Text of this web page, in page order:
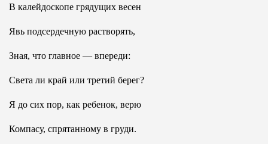
В калейдоскопе грядущих весен
Явь подсердечную растворять,
Зная, что главное — впереди:
Света ли край или третий берег?
Я до сих пор, как ребенок, верю
Компасу, спрятанному в груди.